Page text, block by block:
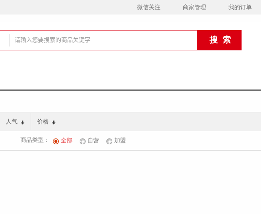
微信关注 商家管理 我的订单
人气 价格
商品类型： 全部 自营 加盟